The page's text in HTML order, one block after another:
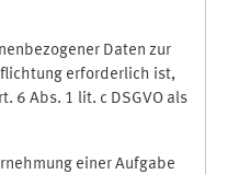
Daten zur
erforderlich ist,
6 Abs. 1 lit. c DSGVO als
einer Aufgabe